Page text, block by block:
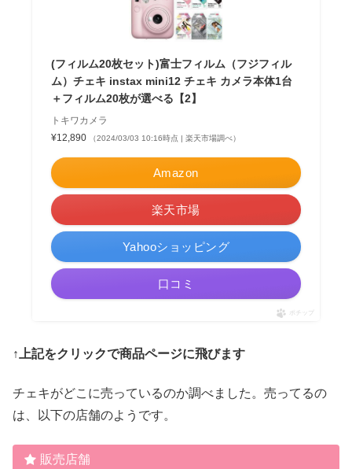
(フィルム20枚セット)富士フィルム（フジフィル
ム）チェキ instax mini12 チェキ カメラ本体1台
＋フィルム20枚が選べる【2】
トキワカメラ
¥12,890
（2024/03/03 10:16時点 | 楽天市場調べ）
Amazon
楽天市場
Yahooショッピング
口コミ
ポチップ
↑上記をクリックで商品ページに飛びます
チェキがどこに売っているのか調べました。売ってるの
は、以下の店舗のようです。
販売店舗